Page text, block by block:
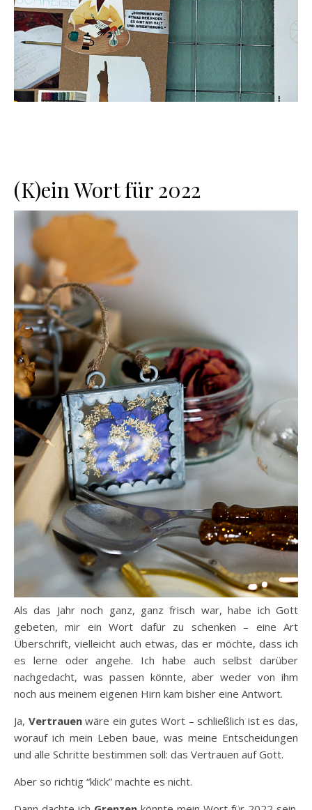
(K)ein Wort für 2022
Als das Jahr noch ganz, ganz frisch war, habe ich Gott
gebeten, mir ein Wort dafür zu schenken – eine Art
Überschrift, vielleicht auch etwas, das er möchte, dass ich
es lerne oder angehe. Ich habe auch selbst darüber
nachgedacht, was passen könnte, aber weder von ihm
noch aus meinem eigenen Hirn kam bisher eine Antwort.
Ja, Vertrauenwäre ein gutes Wort – schließlich ist es das,
worauf ich mein Leben baue, was meine Entscheidungen
und alle Schritte bestimmen soll: das Vertrauen auf Gott.
Aber so richtig “klick” machte es nicht.